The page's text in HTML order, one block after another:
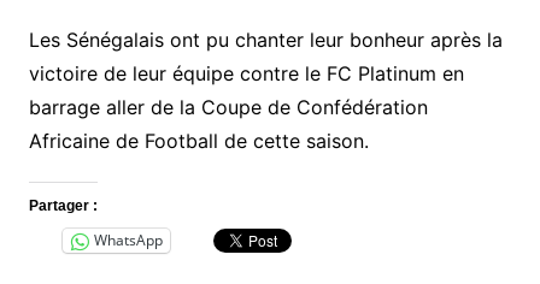
Les Sénégalais ont pu chanter leur bonheur après la
victoire de leur équipe contre le FC Platinum en
barrage aller de la Coupe de Confédération
Africaine de Football de cette saison.
Partager :
WhatsApp